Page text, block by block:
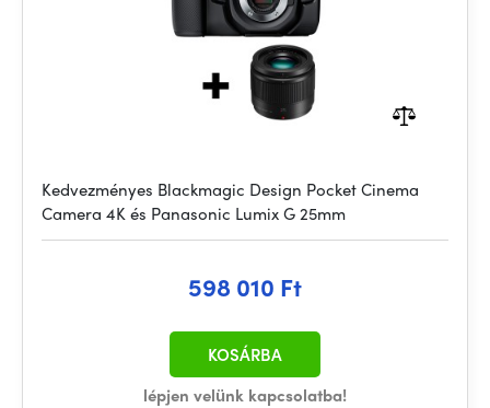
Kedvezményes Blackmagic Design Pocket Cinema
Camera 4K és Panasonic Lumix G 25mm
598 010 Ft
lépjen velünk kapcsolatba!
KOSÁRBA